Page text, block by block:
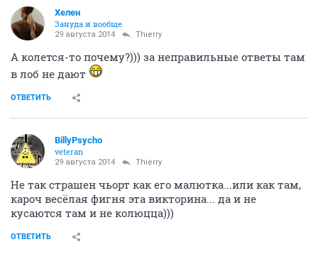
Хелен
Зануда и вообще
29 августа 2014 Thierry
А колется-то почему?))) за неправильные ответы там
в лоб не дают
ОТВЕТИТЬ
BillyPsycho
veteran
29 августа 2014 Thierry
Не так страшен чьорт как его малютка...или как там,
кароч весёлая фигня эта викторина... да и не
кусаются там и не колюцца)))
ОТВЕТИТЬ